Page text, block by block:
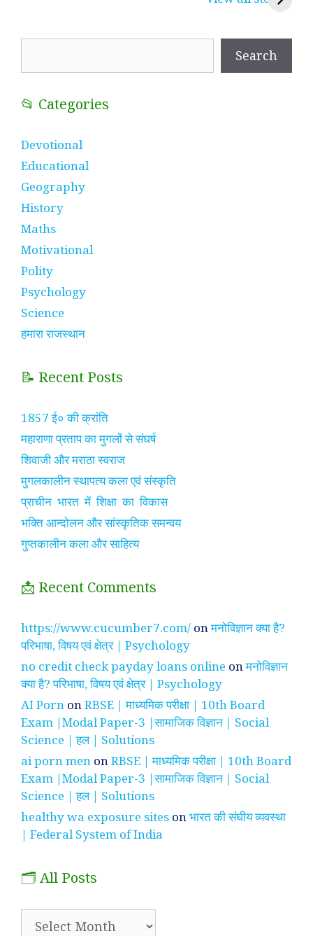
Search
📂 Categories
Devotional
Educational
Geography
History
Maths
Motivational
Polity
Psychology
Science
हमारा राजस्थान
📝 Recent Posts
1857 ई० की क्रांति
महाराणा प्रताप का मुगलों से संघर्ष
शिवाजी और मराठा स्वराज
मुगलकालीन स्थापत्य कला एवं संस्कृति
प्राचीन भारत में शिक्षा का विकास
भक्ति आन्दोलन और सांस्कृतिक समन्वय
गुप्तकालीन कला और साहित्य
📩 Recent Comments
https://www.cucumber7.com/ onमनोविज्ञान क्या है?
परिभाषा, विषय एवं क्षेत्र | Psychology
no credit check payday loans online onमनोविज्ञान
क्या है? परिभाषा, विषय एवं क्षेत्र | Psychology
AI Porn onRBSE | माध्यमिक परीक्षा | 10th Board
Exam |Modal Paper-3 |सामाजिक विज्ञान | Social
Science | हल | Solutions
ai porn men onRBSE | माध्यमिक परीक्षा | 10th Board
Exam |Modal Paper-3 |सामाजिक विज्ञान | Social
Science | हल | Solutions
healthy wa exposure sites onभारत की संघीय व्यवस्था
| Federal System of India
🗂️ All Posts